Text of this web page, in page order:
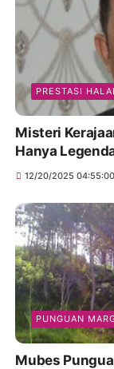
PRESTASI
Misteri
Hanya
12/20/2025
PUNGUAN
Mubes